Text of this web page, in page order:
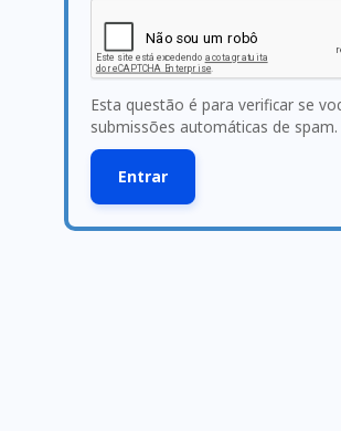
Esta questão é para verificar se
submissões automáticas de spam.